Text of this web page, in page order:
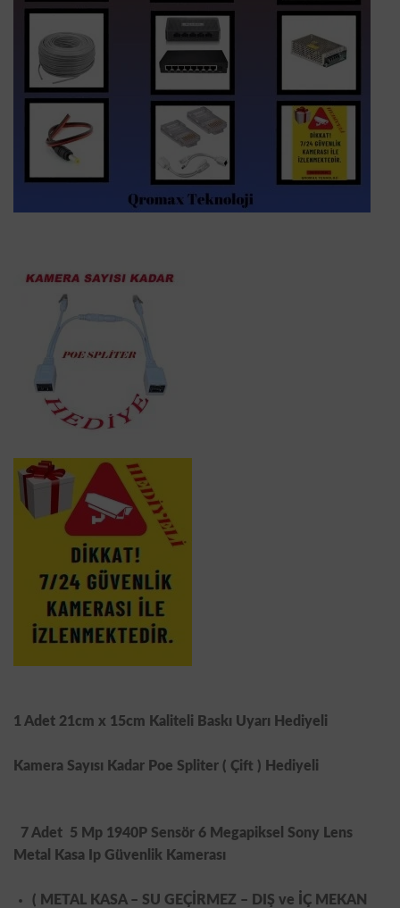
1 Adet 21cm x 15cm Kaliteli Baskı Uyarı Hediyeli
Kamera Sayısı Kadar Poe Spliter ( Çift ) Hediyeli
7 Adet 5 Mp 1940P Sensör 6 Megapiksel Sony Lens
Metal Kasa Ip Güvenlik Kamerası
( METAL KASA – SU GEÇİRMEZ – DIŞ ve İÇ MEKAN